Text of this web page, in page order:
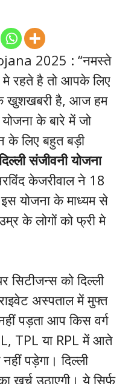
2025 : “नमस्ते
मे रहते है तो आपके लिए
खुशखबरी है, आज हम
के बारे में जो
के लिए बहुत बड़ी
संजीवनी योजना
केजरीवाल ने 18
योजना के माध्यम से
के लोगों को फ्री मे
सिटीजन्स को दिल्ली
अस्पताल में मुफ्त
पड़ता आप किस वर्ग
TPL या RPL में आते
पड़ेगा। दिल्ली
उठाएगी। ये सिर्फ